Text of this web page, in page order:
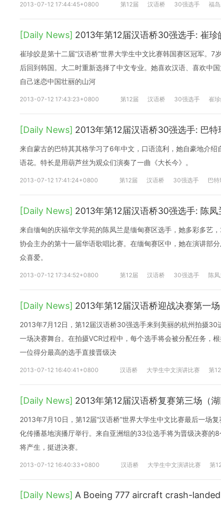
2013-07-12 17:44:45+0800 第12届 汉语桥 30强选手 福
[Daily News] 2013年第12届汉语桥30强选手: 崔珍
崔珍皎是第十二届“汉语桥”世界大学生中文比赛韩国赛区冠军。7
后回到韩国。大二时重新选择了中文专业。她喜欢汉语、喜欢中
自己迷恋中国壮丽的山河
2013-07-12 17:43:23+0800 第12届 汉语桥 30强选手 崔
[Daily News] 2013年第12届汉语桥30强选手: 巴特
来自蒙古的巴特其其格学习了6年中文，口语流利，她自豪地介绍
语花。特长是用葫芦丝为观众们演奏了一曲《大长今》。
2013-07-12 17:41:24+0800 第12届 汉语桥 30强选手 巴
[Daily News] 2013年第12届汉语桥30强选手: 陈凤
来自缅甸的庆福华文学苑的陈凤兰是缅甸赛区选手，她多彩多艺
协会主办的第十一届华语歌唱比赛。在缅甸赛区中，她在演讲部
众喜爱。
2013-07-12 17:34:52+0800 第12届 汉语桥 30强选手 陈
[Daily News] 2013年第12届汉语桥迎战决赛第一
2013年7月12日，第12届汉语桥30强选手来到美丽的杭州拍摄30
一场决赛舞台。在拍摄VCR过程中，每个选手将会被分配任务，
一位得分最高的选手直接晋级决
2013-07-12 16:40:41+0800 汉语桥 大学生中文演讲比赛 第
[Daily News] 2013年第12届汉语桥复赛第三场（
2013年7月10日，第12届“汉语桥”世界大学生中文比赛最后一场
化传播基地演播厅举行。来自亚洲组的33位选手将为晋级决赛的
将产生，挺进决赛。
2013-07-12 16:40:33+0800 汉语桥 大学生中文演讲比赛 第
[Daily News] A Boeing 777 aircraft crash-